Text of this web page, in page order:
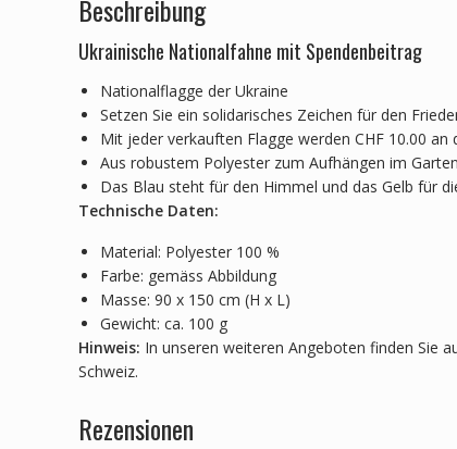
Beschreibung
Ukrainische Nationalfahne mit Spendenbeitrag
Nationalflagge der Ukraine
Setzen Sie ein solidarisches Zeichen für den
Mit jeder verkauften Flagge werden CHF 10.00
Aus robustem Polyester zum Aufhängen im
Das Blau steht für den Himmel und das Gelb für
Technische Daten:
Material: Polyester 100 %
Farbe: gemäss Abbildung
Masse: 90 x 150 cm (H x L)
Gewicht: ca. 100 g
Hinweis: In unseren weiteren Angeboten finden Sie
Schweiz.
Rezensionen